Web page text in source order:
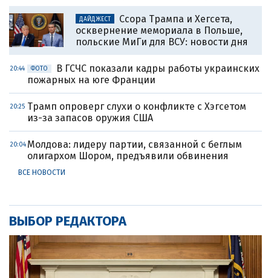
ДАЙДЖЕСТ
Ссора Трампа и Хегсета,
осквернение мемориала в Польше,
польские МиГи для ВСУ: новости дня
20:44 ФОТО
В ГСЧС показали кадры работы украинских
пожарных на юге Франции
20:25 Трамп опроверг слухи о конфликте с Хэгсетом
из-за запасов оружия США
20:04 Молдова: лидеру партии, связанной с беглым
олигархом Шором, предъявили обвинения
ВСЕ НОВОСТИ
ВЫБОР РЕДАКТОРА